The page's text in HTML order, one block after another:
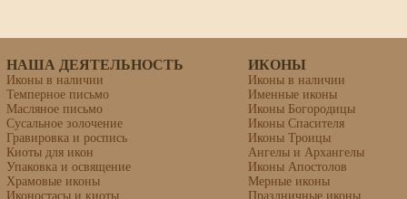
Материалы: липовая доска, левкас, темпера.
НАША ДЕЯТЕЛЬНОСТЬ
Иконы в наличии
Темперное письмо
Масляное письмо
Сусальное золочение
Гравировка и роспись
Киоты для икон
Упаковка и освящение
Храмовые иконы
Иконостасы и киоты
ИКОНЫ
Иконы в наличии
Именные иконы
Иконы Богородицы
Иконы Спасителя
Иконы Троицы
Ангелы и Архангелы
Иконы Апостолов
Мерные иконы
Праздничные иконы